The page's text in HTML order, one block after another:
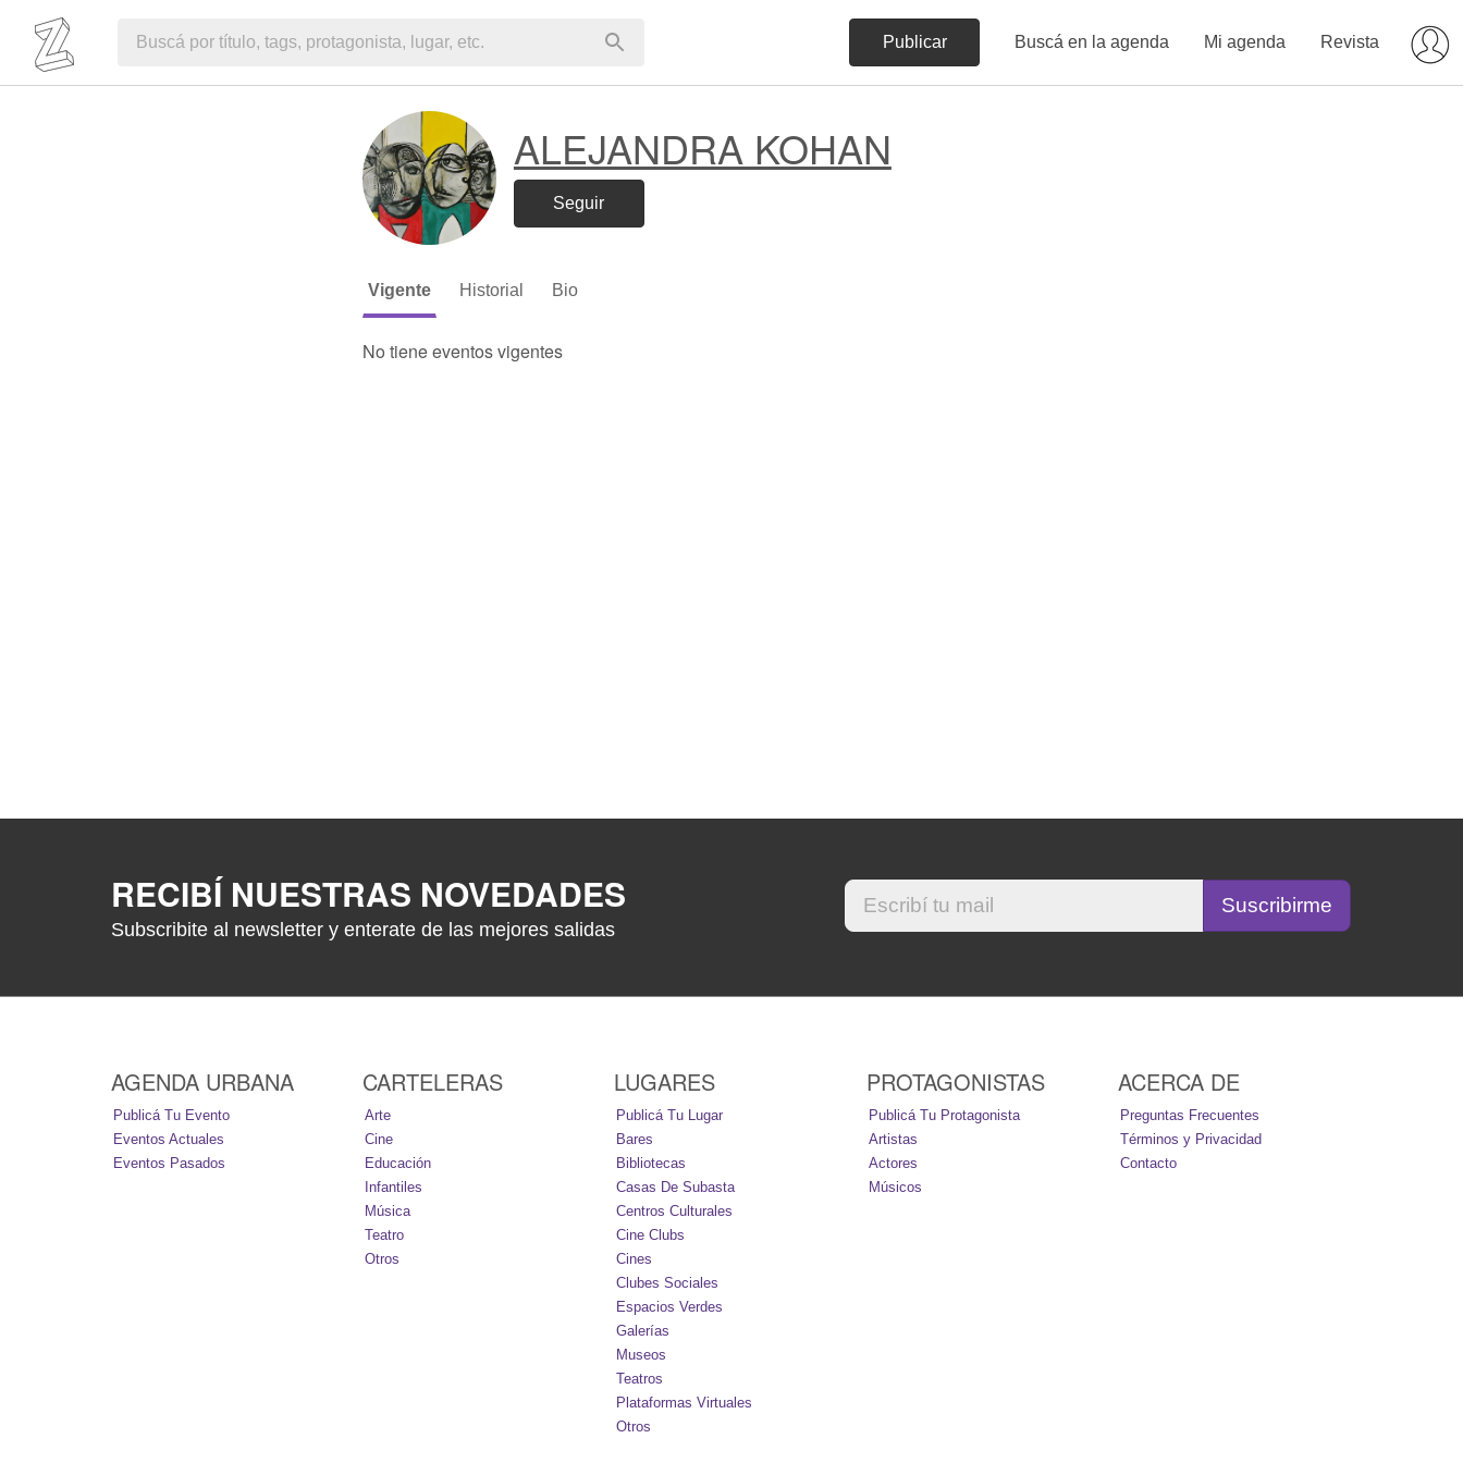
Publicar Buscá en la agenda Mi agenda Revista
ALEJANDRA KOHAN
Seguir
Vigente Historial Bio
No tiene eventos vigentes
RECIBÍ NUESTRAS NOVEDADES
Subscribite al newsletter y enterate de las mejores salidas
AGENDA URBANA
Publicá Tu Evento
Eventos Actuales
Eventos Pasados
CARTELERAS
Arte
Cine
Educación
Infantiles
Música
Teatro
Otros
LUGARES
Publicá Tu Lugar
Bares
Bibliotecas
Casas De Subasta
Centros Culturales
Cine Clubs
Cines
Clubes Sociales
Espacios Verdes
Galerías
Museos
Teatros
Plataformas Virtuales
Otros
PROTAGONISTAS
Publicá Tu Protagonista
Artistas
Actores
Músicos
ACERCA DE
Preguntas Frecuentes
Términos y Privacidad
Contacto